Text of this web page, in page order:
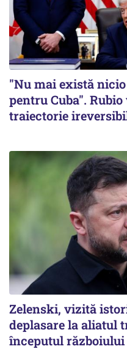
"Nu mai există
pentru Cuba".
traiectorie
Zelenski, vizită
deplasare la aliatul
începutul războiului